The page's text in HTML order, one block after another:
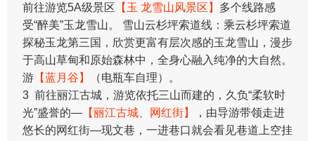
前往游览5A级景区 【玉 龙雪山风景区】 多个线路感
受“醉美”玉龙雪山。 雪山云杉坪索道线：乘云杉坪索道
探秘玉龙第三国，欣赏更富有层次感的玉龙雪山，漫步
于高山草甸和原始森林中，全身心融入纯净的大自然。
游 【蓝月谷】
（电瓶车自理）。
3 前往丽江古城，游览依托三山而建的，久负“柔软时
光”盛誉的— 【丽江古城、网红街】
，由导游带领走进
悠长的网红街—现文巷，一进巷口就会看见巷道上空挂